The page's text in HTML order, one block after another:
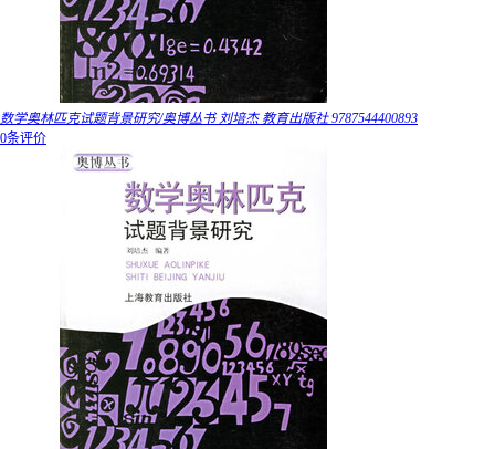
数学奥林匹克试题背景研究/奥博丛书 刘培杰 教育出版社 9787544400893
0条评价